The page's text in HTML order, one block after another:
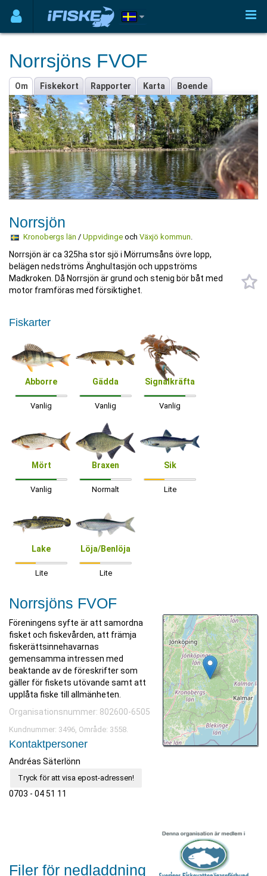
Norrsjöns FVOF
Om Fiskekort Rapporter Karta Boende
Norrsjön
Kronobergs län / Uppvidingeoch Växjö kommun.
Norrsjön är ca 325ha stor sjö i Mörrumsåns övre lopp,
belägen nedströms Änghultasjön och uppströms
Madkroken. Då Norrsjön är grund och stenig bör båt med
motor framföras med försiktighet.
Fiskarter
Abborre
Vanlig
Gädda
Vanlig
Signalkräfta
Vanlig
Mört
Vanlig
Braxen
Normalt
Sik
Lite
Lake
Lite
Löja/Benlöja
Lite
Norrsjöns FVOF
Föreningens syfte är att samordna
fisket och fiskevården, att främja
fiskerättsinnehavarnas
gemensamma intressen med
beaktande av de föreskrifter som
gäller för fiskets utövande samt att
upplåta fiske till allmänheten.
Organisationsnummer: 802600-6505
Kundnummer: 3496, Område: 3558.
Kontaktpersoner
Andréas Säterlönn
Tryck för att visa epost-adressen!
0703 - 04 51 11
Filer för nedladdning